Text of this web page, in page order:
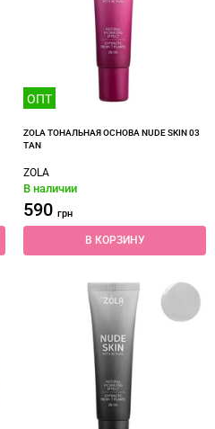
ОПТ
ZOLA ТОНАЛЬНАЯ ОСНОВА NUDE SKIN 03
TAN
ZOLA
В наличии
590 грн
В КОРЗИНУ